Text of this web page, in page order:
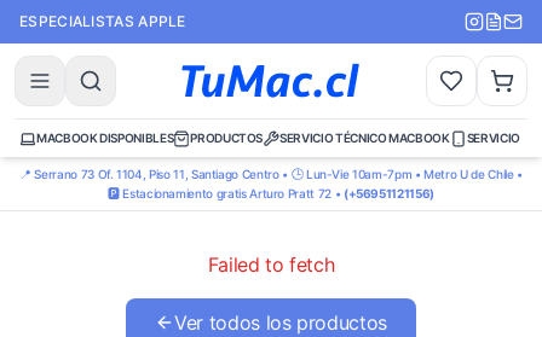
ESPECIALISTAS APPLE
MACBOOK DISPONIBLES PRODUCTOS SERVICIO TÉCNICO MACBOOK SERVICIO
📍 Serrano 73 Of. 1104, Piso 11, Santiago Centro • 🕒 Lun-Vie 10am-7pm • Metro U de Chile •
🅿️ Estacionamiento gratis Arturo Pratt 72 • (+56951121156)
Failed to fetch
Ver todos los productos